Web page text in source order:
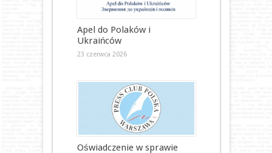
Apel do Polaków i
Ukraińców
23 czerwca 2026
Oświadczenie w sprawie